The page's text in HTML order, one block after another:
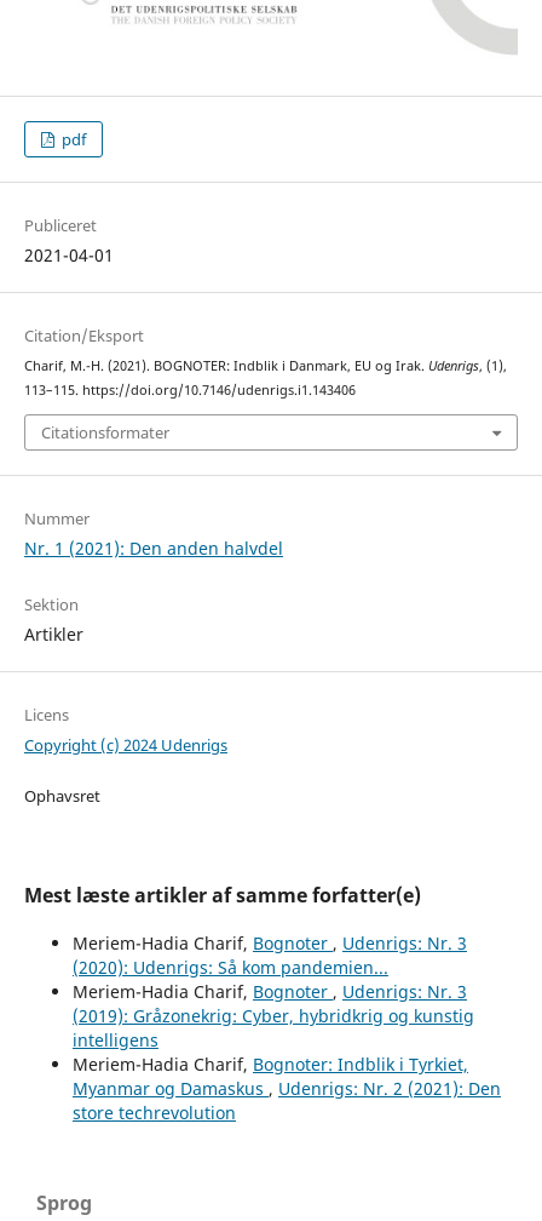
pdf
Publiceret
2021-04-01
Citation/Eksport
Charif, M.-H. (2021). BOGNOTER: Indblik i Danmark, EU og Irak. Udenrigs, (1),
113–115. https://doi.org/10.7146/udenrigs.i1.143406
Citationsformater
Nummer
Nr. 1 (2021): Den anden halvdel
Sektion
Artikler
Licens
Copyright (c) 2024 Udenrigs
Ophavsret
Mest læste artikler af samme forfatter(e)
Meriem-Hadia Charif, Bognoter , Udenrigs: Nr. 3
(2020): Udenrigs: Så kom pandemien...
Meriem-Hadia Charif, Bognoter , Udenrigs: Nr. 3
(2019): Gråzonekrig: Cyber, hybridkrig og kunstig
intelligens
Meriem-Hadia Charif, Bognoter: Indblik i Tyrkiet,
Myanmar og Damaskus , Udenrigs: Nr. 2 (2021): Den
store techrevolution
Sprog